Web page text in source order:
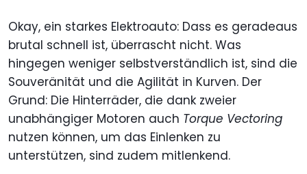
Okay, ein starkes Elektroauto: Dass es geradeaus
brutal schnell ist, überrascht nicht. Was
hingegen weniger selbstverständlich ist, sind die
Souveränität und die Agilität in Kurven. Der
Grund: Die Hinterräder, die dank zweier
unabhängiger Motoren auch Torque Vectoring
nutzen können, um das Einlenken zu
unterstützen, sind zudem mitlenkend.